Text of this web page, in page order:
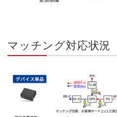
マッチング対応状況